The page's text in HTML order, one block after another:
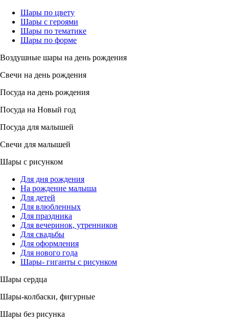
Шары по цвету
Шары с героями
Шары по тематике
Шары по форме
Воздушные шары на день рождения
Свечи на день рождения
Посуда на день рождения
Посуда на Новый год
Посуда для малышей
Свечи для малышей
Шары с рисунком
Для дня рождения
На рождение малыша
Для детей
Для влюбленных
Для праздника
Для вечеринок, утренников
Для свадьбы
Для оформления
Для нового года
Шары- гиганты с рисунком
Шары сердца
Шары-колбаски, фигурные
Шары без рисунка